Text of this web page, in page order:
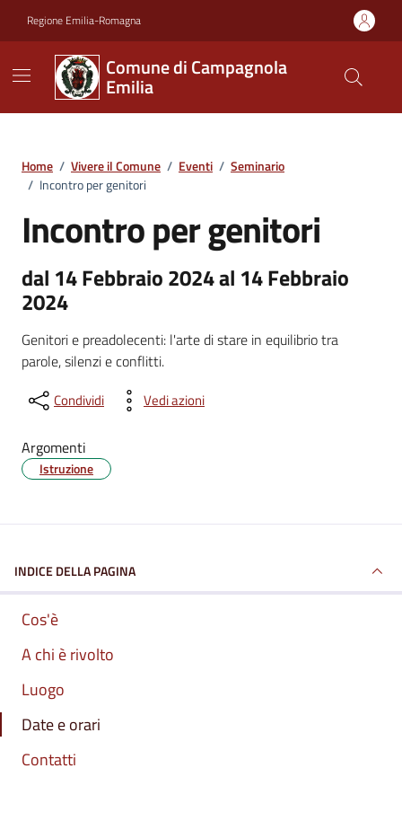
Regione Emilia-Romagna
Comune di Campagnola
Emilia
Home / Vivere il Comune / Eventi / Seminario
/ Incontro per genitori
Incontro per genitori
dal 14 Febbraio 2024 al 14 Febbraio
2024
Genitori e preadolecenti: l'arte di stare in equilibrio tra
parole, silenzi e conflitti.
Condividi Vedi azioni
Argomenti
Istruzione
INDICE DELLA PAGINA
Cos'è
A chi è rivolto
Luogo
Date e orari
Contatti